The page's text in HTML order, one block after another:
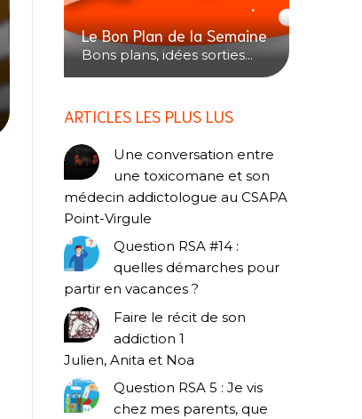
Le Bon Plan de la Semaine
Bons plans, idées sorties...
ARTICLES LES PLUS LUS
Une conversation entre
une toxicomane et son
médecin addictologue au CSAPA
Point-Virgule
Question RSA #14 :
quelles démarches pour
partir en vacances ?
Faire le récit de son
addiction 1
Julien, Anita et Noa
Question RSA 5 : Je vis
chez mes parents, que